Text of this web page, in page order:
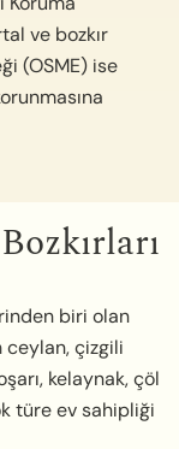
ve bozkır
(OSME) ise
biri olan
ceylan, çizgili
kelaynak, çöl
türe ev sahipliği